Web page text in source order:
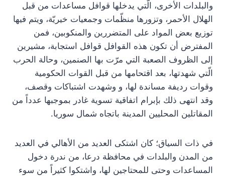
والبلدات الأخرى، الّتي يدخلها قوافل مساعدات من قبل
الهلال الأحمر، وتزورها منظّمات وجمعيات خيريّة، ويتم فيها
توزيع بعض المواد على المتضررين والمنكوبين، فمن
المفترض أن تكون هذه القوافل قوافل استجابة، مشيرين
إلى الظروف الصعبة التي مرّت بها الصنمين، وحالة الحرب
الّتي شهدتها، بعد اقتحامها من قبل القوات الحكومية
وقوات رديفة مساندة لها، و وشهدت اشتباكات وقصف،
وقد انتهى ذلك بإبرام اتفاقية تسوية غادر بموجبها عدداً من
المقاتلين المحليين المدينة باتجاه شمال سوريا.
في ذات السياق؛ كان اشتكى العديد من الأهالي في العديد
من المدن والبلدات في محافظة درعا، من ندرة دخول
المساعدات وحتى للمحتاجين لها، واشتكوا كثيراً من سوء